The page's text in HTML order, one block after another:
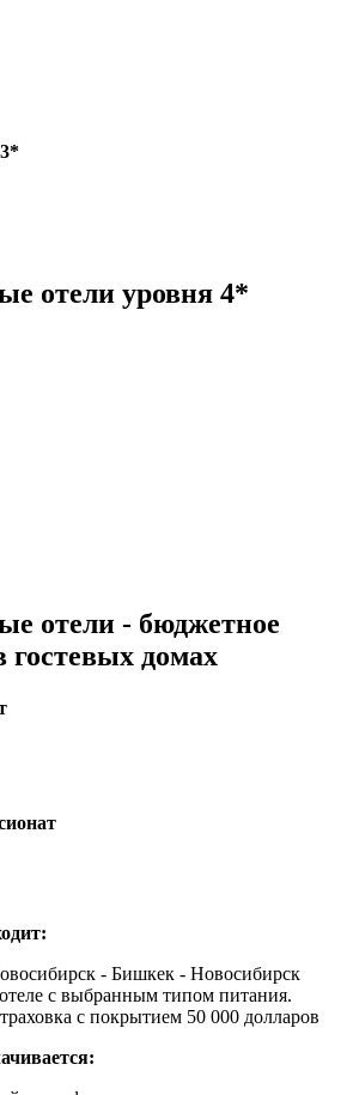
отели уровня 4*
отели - бюджетное
гостевых домах
- Бишкек - Новосибирск
с выбранным типом питания.
с покрытием 50 000 долларов